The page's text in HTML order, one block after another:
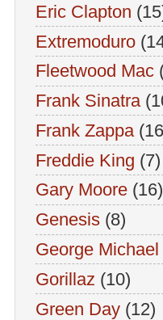
Eric Clapton
Extremoduro
Fleetwood Mac
Frank Sinatra
Frank Zappa
Freddie King (7)
Gary Moore (16)
Genesis (8)
George Michael
Gorillaz (10)
Green Day (12)